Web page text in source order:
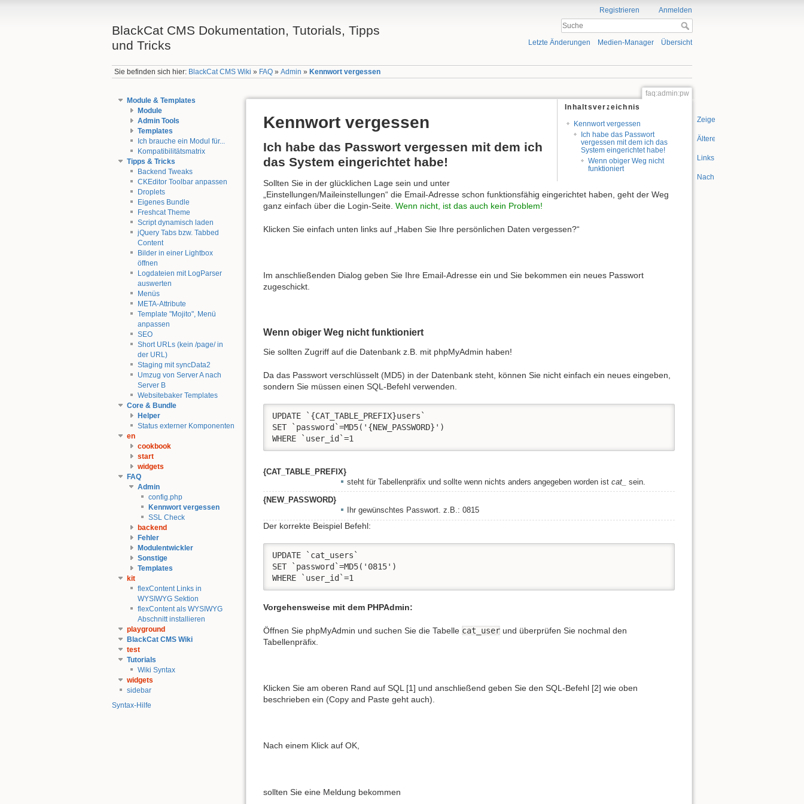
BlackCat CMS Dokumentation, Tutorials, Tipps
und Tricks
Registrieren Anmelden
Letzte Änderungen Medien-Manager Übersicht
Sie befinden sich hier: BlackCat CMS Wiki » FAQ »Admin » Kennwort vergessen
Module & Templates
Module
Admin Tools
Templates
Ich brauche ein Modul für...
Kompatibilitätsmatrix
Tipps & Tricks
Backend Tweaks
CKEditor Toolbar anpassen
Droplets
Eigenes Bundle
Freshcat Theme
Script dynamisch laden
jQuery Tabs bzw. Tabbed
Content
Bilder in einer Lightbox
öffnen
Logdateien mit LogParser
auswerten
Menüs
META-Attribute
Template "Mojito", Menü
anpassen
SEO
Short URLs (kein /page/ in
der URL)
Staging mit syncData2
Umzug von Server A nach
Server B
Websitebaker Templates
Core & Bundle
Helper
Status externer Komponenten
en
cookbook
start
widgets
FAQ
Admin
config.php
Kennwort vergessen
SSL Check
backend
Fehler
Modulentwickler
Sonstige
Templates
kit
flexContent Links in
WYSIWYG Sektion
flexContent als WYSIWYG
Abschnitt installieren
playground
BlackCat CMS Wiki
test
Tutorials
Wiki Syntax
widgets
sidebar
Syntax-Hilfe
faq:admin:pw
Inhaltsverzeichnis
Kennwort vergessen
Ich habe das Passwort
vergessen mit dem ich das
System eingerichtet habe!
Wenn obiger Weg nicht
funktioniert
Kennwort vergessen
Ich habe das Passwort vergessen mit dem ich
das System eingerichtet habe!
Sollten Sie in der glücklichen Lage sein und unter
„Einstellungen/Maileinstellungen“ die Email-Adresse schon funktionsfähig eingerichtet haben, geht der Weg
ganz einfach über die Login-Seite. Wenn nicht, ist das auch kein Problem!
Klicken Sie einfach unten links auf „Haben Sie Ihre persönlichen Daten vergessen?“
Im anschließenden Dialog geben Sie Ihre Email-Adresse ein und Sie bekommen ein neues Passwort
zugeschickt.
Wenn obiger Weg nicht funktioniert
Sie sollten Zugriff auf die Datenbank z.B. mit phpMyAdmin haben!
Da das Passwort verschlüsselt (MD5) in der Datenbank steht, können Sie nicht einfach ein neues eingeben,
sondern Sie müssen einen SQL-Befehl verwenden.
UPDATE `{CAT_TABLE_PREFIX}users`
SET `password`=MD5('{NEW_PASSWORD}')
WHERE `user_id`=1
{CAT_TABLE_PREFIX}
steht für Tabellenpräfix und sollte wenn nichts anders angegeben worden ist cat_ sein.
{NEW_PASSWORD}
Ihr gewünschtes Passwort. z.B.: 0815
Der korrekte Beispiel Befehl:
UPDATE `cat_users`
SET `password`=MD5('0815')
Vorgehensweise mit dem PHPAdmin:
Öffnen Sie phpMyAdmin und suchen Sie die Tabelle cat_user und überprüfen Sie nochmal den
Tabellenpräfix.
Klicken Sie am oberen Rand auf SQL [1] und anschließend geben Sie den SQL-Befehl [2] wie oben
beschrieben ein (Copy and Paste geht auch).
Nach einem Klick auf OK,
sollten Sie eine Meldung bekommen
Zeige Quelltext
Ältere Versionen
Links hierher
Nach oben